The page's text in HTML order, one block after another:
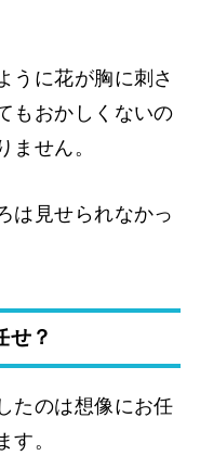
うに花が胸に刺さ
もおかしくないの
ません。
は見せられなかっ
せ？
たのは想像にお任
す。